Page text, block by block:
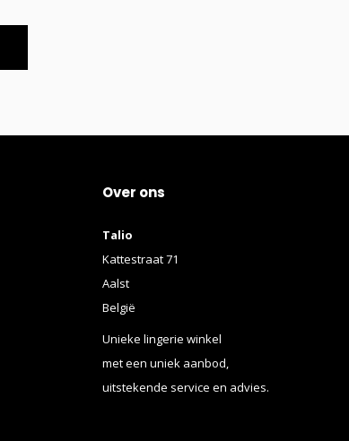
Over ons
Talio
Kattestraat 71
Aalst
België
Unieke lingerie winkel
met een uniek aanbod,
uitstekende service en advies.